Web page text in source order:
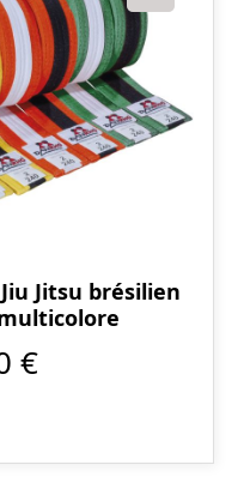
Jitsu brésilien
€